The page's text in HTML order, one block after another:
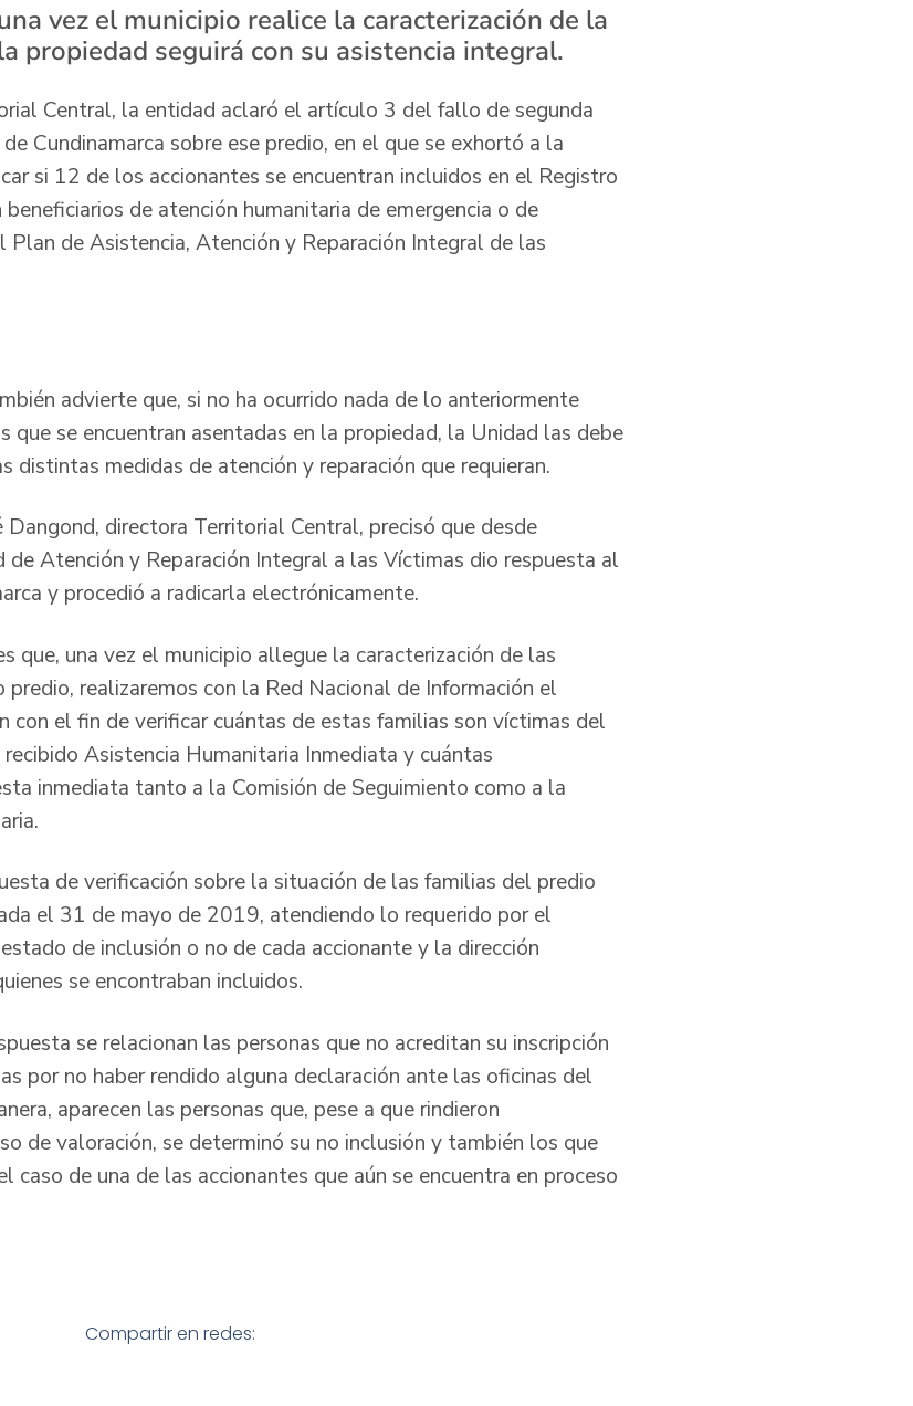
vez el municipio realice la caracterización de la
propiedad seguirá con su asistencia integral.
Central, la entidad aclaró el artículo 3 del fallo de segunda
Cundinamarca sobre ese predio, en el que se exhortó a la
si 12 de los accionantes se encuentran incluidos en el Registro
de atención humanitaria de emergencia o de
Plan de Asistencia, Atención y Reparación Integral de las
advierte que, si no ha ocurrido nada de lo anteriormente
que se encuentran asentadas en la propiedad, la Unidad las debe
distintas medidas de atención y reparación que requieran.
Dangond, directora Territorial Central, precisó que desde
Atención y Reparación Integral a las Víctimas dio respuesta al
y procedió a radicarla electrónicamente.
que, una vez el municipio allegue la caracterización de las
realizaremos con la Red Nacional de Información el
con el fin de verificar cuántas de estas familias son víctimas del
Asistencia Humanitaria Inmediata y cuántas
inmediata tanto a la Comisión de Seguimiento como a la
de verificación sobre la situación de las familias del predio
el 31 de mayo de 2019, atendiendo lo requerido por el
de inclusión o no de cada accionante y la dirección
se encontraban incluidos.
se relacionan las personas que no acreditan su inscripción
por no haber rendido alguna declaración ante las oficinas del
aparecen las personas que, pese a que rindieron
de valoración, se determinó su no inclusión y también los que
caso de una de las accionantes que aún se encuentra en proceso
Compartir en redes: